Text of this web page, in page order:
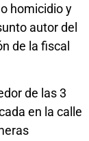
homicidio y
autor del
de la fiscal
de las 3
en la calle